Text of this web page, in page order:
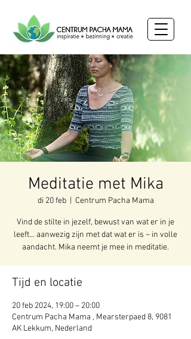
Meditatie met Mika
di 20 feb
  |
Centrum Pacha Mama
Vind de stilte in jezelf, bewust van wat er in je
leeft... aanwezig zijn met dat wat er is ~ in volle
aandacht. Mika neemt je mee in meditatie.
Tijd en locatie
20 feb 2024, 19:00 – 20:00
Centrum Pacha Mama , Mearsterpaed 8, 9081
AK Lekkum, Nederland